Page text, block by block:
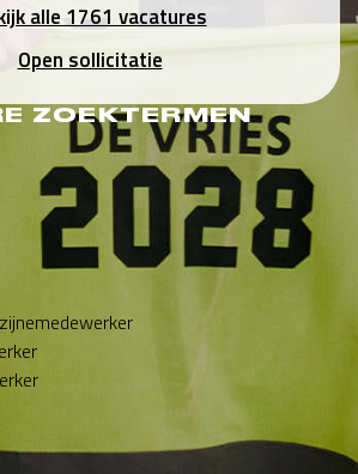
alle 1761 vacatures
Open sollicitatie
ZOEKTERMEN